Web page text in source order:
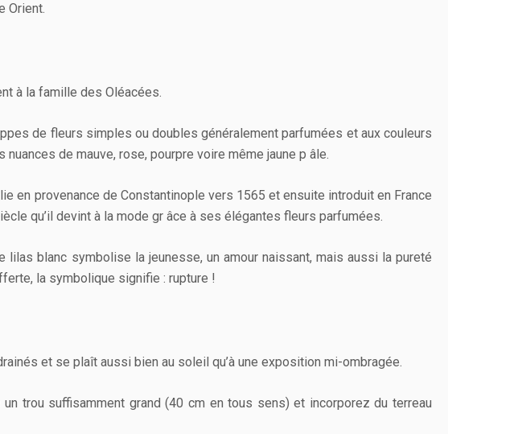
Orient.
à la famille des Oléacées.
de fleurs simples ou doubles généralement parfumées et aux couleurs
de mauve, rose, pourpre voire même jaune p âle.
en provenance de Constantinople vers 1565 et ensuite introduit en France
qu’il devint à la mode gr âce à ses élégantes fleurs parfumées.
lilas blanc symbolise la jeunesse, un amour naissant, mais aussi la pureté
la symbolique signifie : rupture !
et se plaît aussi bien au soleil qu’à une exposition mi-ombragée.
trou suffisamment grand (40 cm en tous sens) et incorporez du terreau